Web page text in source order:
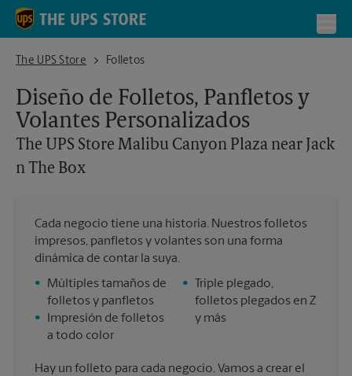
Skip to content
Return to Nav
The UPS Store
The UPS Store Malibu Canyon Plaza near Jack n The Box
Folletos
Diseño de Folletos, Panfletos y
Volantes Personalizados
The UPS Store Malibu Canyon Plaza near Jack
n The Box
Cada negocio tiene una historia. Nuestros folletos
impresos, panfletos y volantes son una forma
dinámica de contar la suya.
•
Múltiples tamaños de
folletos y panfletos
•
Impresión de folletos
a todo color
•
Triple plegado,
folletos plegados en Z
y más
Hay un folleto para cada negocio. Vamos a crear el